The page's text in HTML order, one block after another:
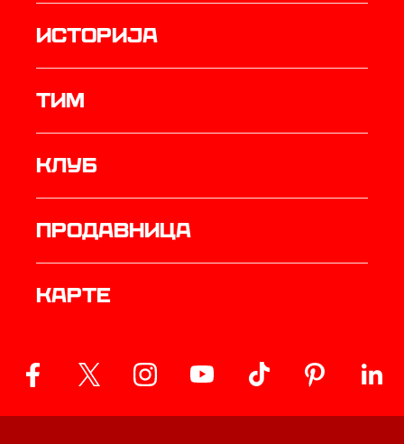
историја
ТИМ
Клуб
продавница
Карте